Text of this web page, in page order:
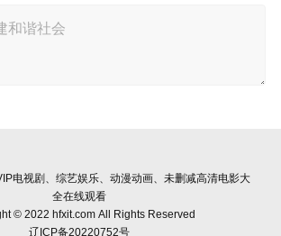
电视剧、综艺娱乐、动漫动画、未删减高清电影大
全在线观看
© 2022 hfxit.com All Rights Reserved
辽ICP备20220752号